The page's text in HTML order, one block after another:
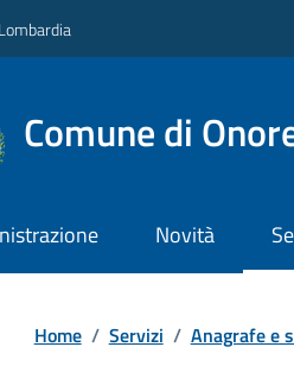
Comune di
Novità
Home / Servizi / Anagrafe e